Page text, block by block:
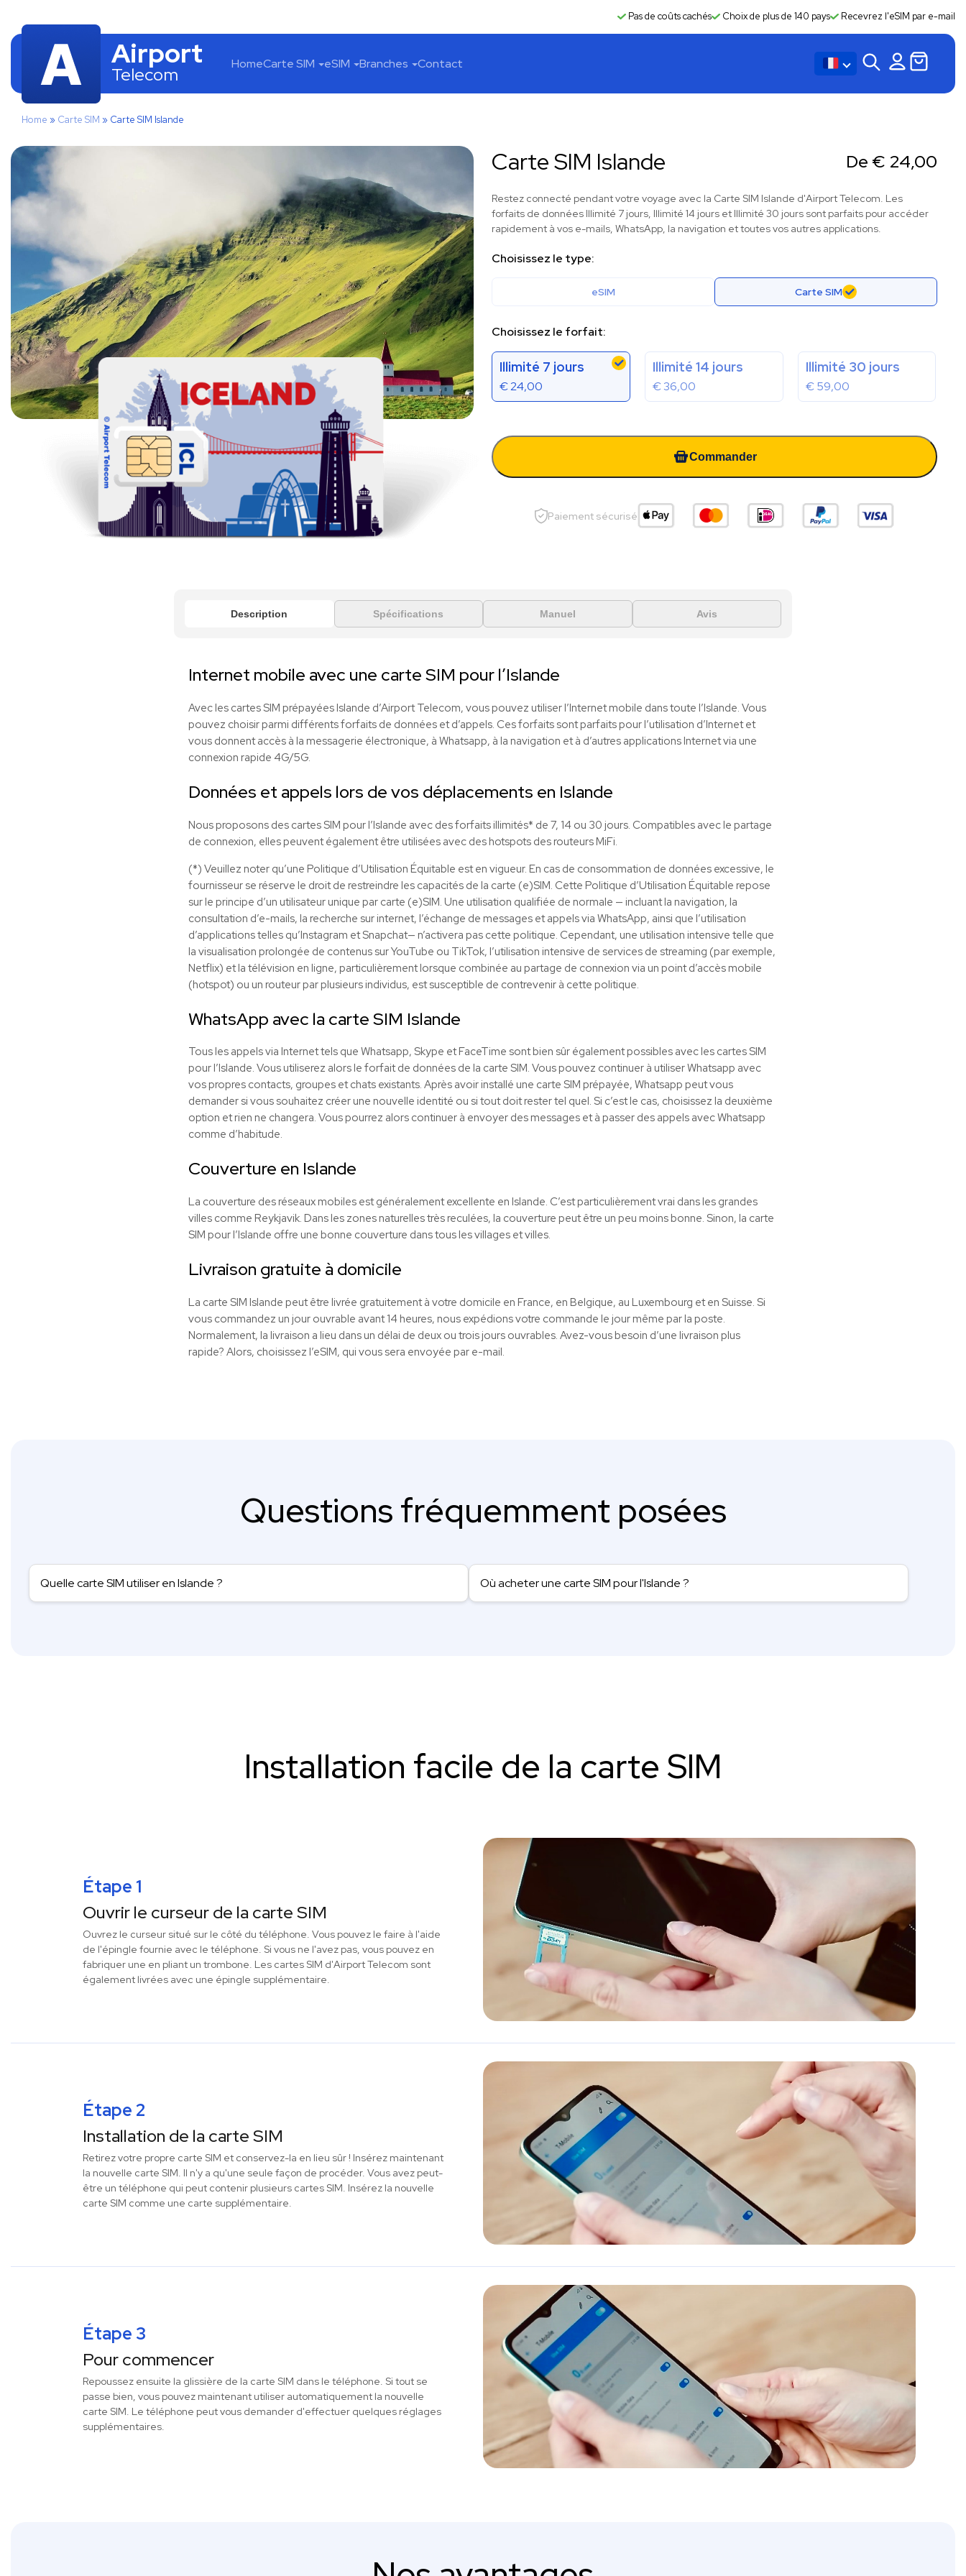
Pas de coûts cachés Choix de plus de 140 pays Recevrez l'eSIM par e-mail
Airport
Telecom HomeCarte SIM eSIM Branches Contact
Home » Carte SIM » Carte SIM Islande
Carte SIM Islande De € 24,00
Restez connecté pendant votre voyage avec la Carte SIM Islande d'Airport Telecom. Les
forfaits de données Illimité 7 jours, Illimité 14 jours et Illimité 30 jours sont parfaits pour accéder
rapidement à vos e-mails, WhatsApp, la navigation et toutes vos autres applications.
Choisissez le type:
eSIM Carte SIM
Choisissez le forfait:
Illimité 7 jours
€24,00
Illimité 14 jours
€36,00
Illimité 30 jours
€59,00
Commander
Paiement sécurisé
Description Spécifications Manuel Avis
Internet mobile avec une carte SIM pour l’Islande
Avec les cartes SIM prépayées Islande d’Airport Telecom, vous pouvez utiliser l’Internet mobile dans toute l’Islande. Vous
pouvez choisir parmi différents forfaits de données et d’appels. Ces forfaits sont parfaits pour l’utilisation d’Internet et
vous donnent accès à la messagerie électronique, à Whatsapp, à la navigation et à d’autres applications Internet via une
connexion rapide 4G/5G.
Données et appels lors de vos déplacements en Islande
Nous proposons des cartes SIM pour l’Islande avec des forfaits illimités* de 7, 14 ou 30 jours. Compatibles avec le partage
de connexion, elles peuvent également être utilisées avec des hotspots des routeurs MiFi.
(*) Veuillez noter qu’une Politique d’Utilisation Équitable est en vigueur. En cas de consommation de données excessive, le
fournisseur se réserve le droit de restreindre les capacités de la carte (e)SIM. Cette Politique d’Utilisation Équitable repose
sur le principe d’un utilisateur unique par carte (e)SIM. Une utilisation qualifiée de normale — incluant la navigation, la
consultation d’e-mails, la recherche sur internet, l’échange de messages et appels via WhatsApp, ainsi que l’utilisation
d’applications telles qu’Instagram et Snapchat— n’activera pas cette politique. Cependant, une utilisation intensive telle que
la visualisation prolongée de contenus sur YouTube ou TikTok, l’utilisation intensive de services de streaming (par exemple,
Netflix) et la télévision en ligne, particulièrement lorsque combinée au partage de connexion via un point d’accès mobile
(hotspot) ou un routeur par plusieurs individus, est susceptible de contrevenir à cette politique.
WhatsApp avec la carte SIM Islande
Tous les appels via Internet tels que Whatsapp, Skype et FaceTime sont bien sûr également possibles avec les cartes SIM
pour l’Islande. Vous utiliserez alors le forfait de données de la carte SIM. Vous pouvez continuer à utiliser Whatsapp avec
vos propres contacts, groupes et chats existants. Après avoir installé une carte SIM prépayée, Whatsapp peut vous
demander si vous souhaitez créer une nouvelle identité ou si tout doit rester tel quel. Si c’est le cas, choisissez la deuxième
option et rien ne changera. Vous pourrez alors continuer à envoyer des messages et à passer des appels avec Whatsapp
comme d’habitude.
Couverture en Islande
La couverture des réseaux mobiles est généralement excellente en Islande. C’est particulièrement vrai dans les grandes
villes comme Reykjavik. Dans les zones naturelles très reculées, la couverture peut être un peu moins bonne. Sinon, la carte
SIM pour l’Islande offre une bonne couverture dans tous les villages et villes.
Livraison gratuite à domicile
La carte SIM Islande peut être livrée gratuitement à votre domicile en France, en Belgique, au Luxembourg et en Suisse. Si
vous commandez un jour ouvrable avant 14 heures, nous expédions votre commande le jour même par la poste.
Normalement, la livraison a lieu dans un délai de deux ou trois jours ouvrables. Avez-vous besoin d’une livraison plus
rapide? Alors, choisissez l’eSIM, qui vous sera envoyée par e-mail.
Questions fréquemment posées
Quelle carte SIM utiliser en Islande ? Où acheter une carte SIM pour l'Islande ?
Installation facile de la carte SIM
Étape 1
Ouvrir le curseur de la carte SIM
Ouvrez le curseur situé sur le côté du téléphone. Vous pouvez le faire à l'aide
de l'épingle fournie avec le téléphone. Si vous ne l'avez pas, vous pouvez en
fabriquer une en pliant un trombone. Les cartes SIM d'Airport Telecom sont
également livrées avec une épingle supplémentaire.
Étape 2
Installation de la carte SIM
Retirez votre propre carte SIM et conservez-la en lieu sûr ! Insérez maintenant
la nouvelle carte SIM. Il n'y a qu'une seule façon de procéder. Vous avez peut-
être un téléphone qui peut contenir plusieurs cartes SIM. Insérez la nouvelle
carte SIM comme une carte supplémentaire.
Étape 3
Pour commencer
Repoussez ensuite la glissière de la carte SIM dans le téléphone. Si tout se
passe bien, vous pouvez maintenant utiliser automatiquement la nouvelle
carte SIM. Le téléphone peut vous demander d'effectuer quelques réglages
supplémentaires.